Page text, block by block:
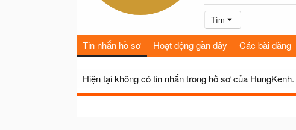
Tìm
Tin nhắn hồ sơ Hoạt động gần đây Các bài đăng
Hiện tại không có tin nhắn trong hồ sơ của HungKenh.